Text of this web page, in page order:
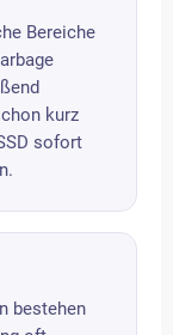
Bereiche
kurz
sofort
bestehen